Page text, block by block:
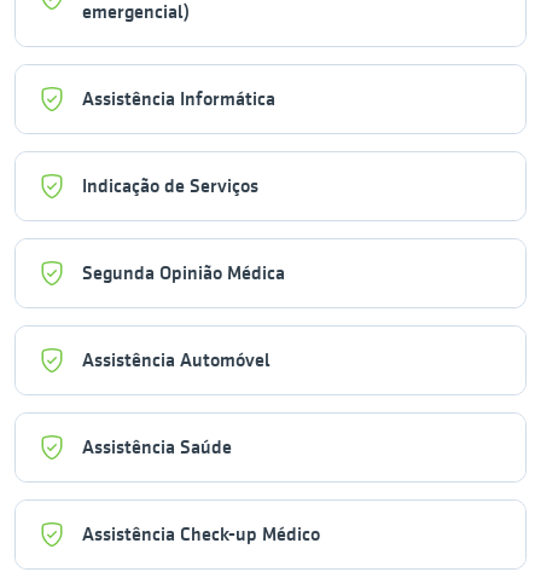
emergencial)
Assistência Informática
Indicação de Serviços
Segunda Opinião Médica
Assistência Automóvel
Assistência Saúde
Assistência Check-up Médico